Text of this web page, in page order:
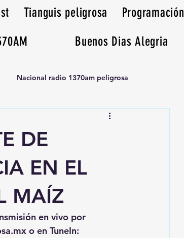
Tianguis peligrosa
Programación
Buenos Dias Alegria
Nacional radio 1370am peligrosa
DE
EN EL
MAÍZ
en vivo por
o en TuneIn: